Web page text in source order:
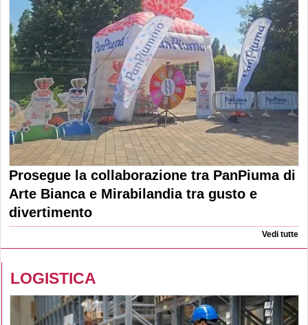
Prosegue la collaborazione tra PanPiuma di
Arte Bianca e Mirabilandia tra gusto e
divertimento
Vedi tutte
LOGISTICA